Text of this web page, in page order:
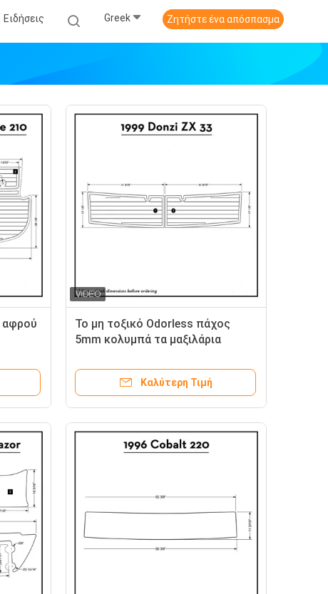
Ειδήσεις Greek Ζητήστε ένα απόσπασμα
αφρού
Το μη τοξικό Odorless πάχος
5mm κολυμπά τα μαξιλάρια
Καλύτερη Τιμή